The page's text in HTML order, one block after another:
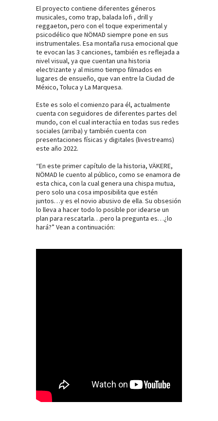
El proyecto contiene diferentes géneros
musicales, como trap, balada lofi , drill y
reggaeton, pero con el toque experimental y
psicodélico que NÖMAD siempre pone en sus
instrumentales. Esa montaña rusa emocional que
te evocan las 3 canciones, también es reflejada a
nivel visual, ya que cuentan una historia
electrizante y al mismo tiempo filmados en
lugares de ensueño, que van entre la Ciudad de
México, Toluca y La Marquesa.
Este es solo el comienzo para él, actualmente
cuenta con seguidores de diferentes partes del
mundo, con el cual interactúa en todas sus redes
sociales (arriba) y también cuenta con
presentaciones físicas y digitales (livestreams)
este año 2022.
“En este primer capítulo de la historia, VÄKERE,
NÖMAD le cuento al público, como se enamora de
esta chica, con la cual genera una chispa mutua,
pero solo una cosa imposibilita que estén
juntos…y es el novio abusivo de ella. Su obsesión
lo lleva a hacer todo lo posible por idearse un
plan para rescatarla…pero la pregunta es…¿lo
hará?” Vean a continuación: